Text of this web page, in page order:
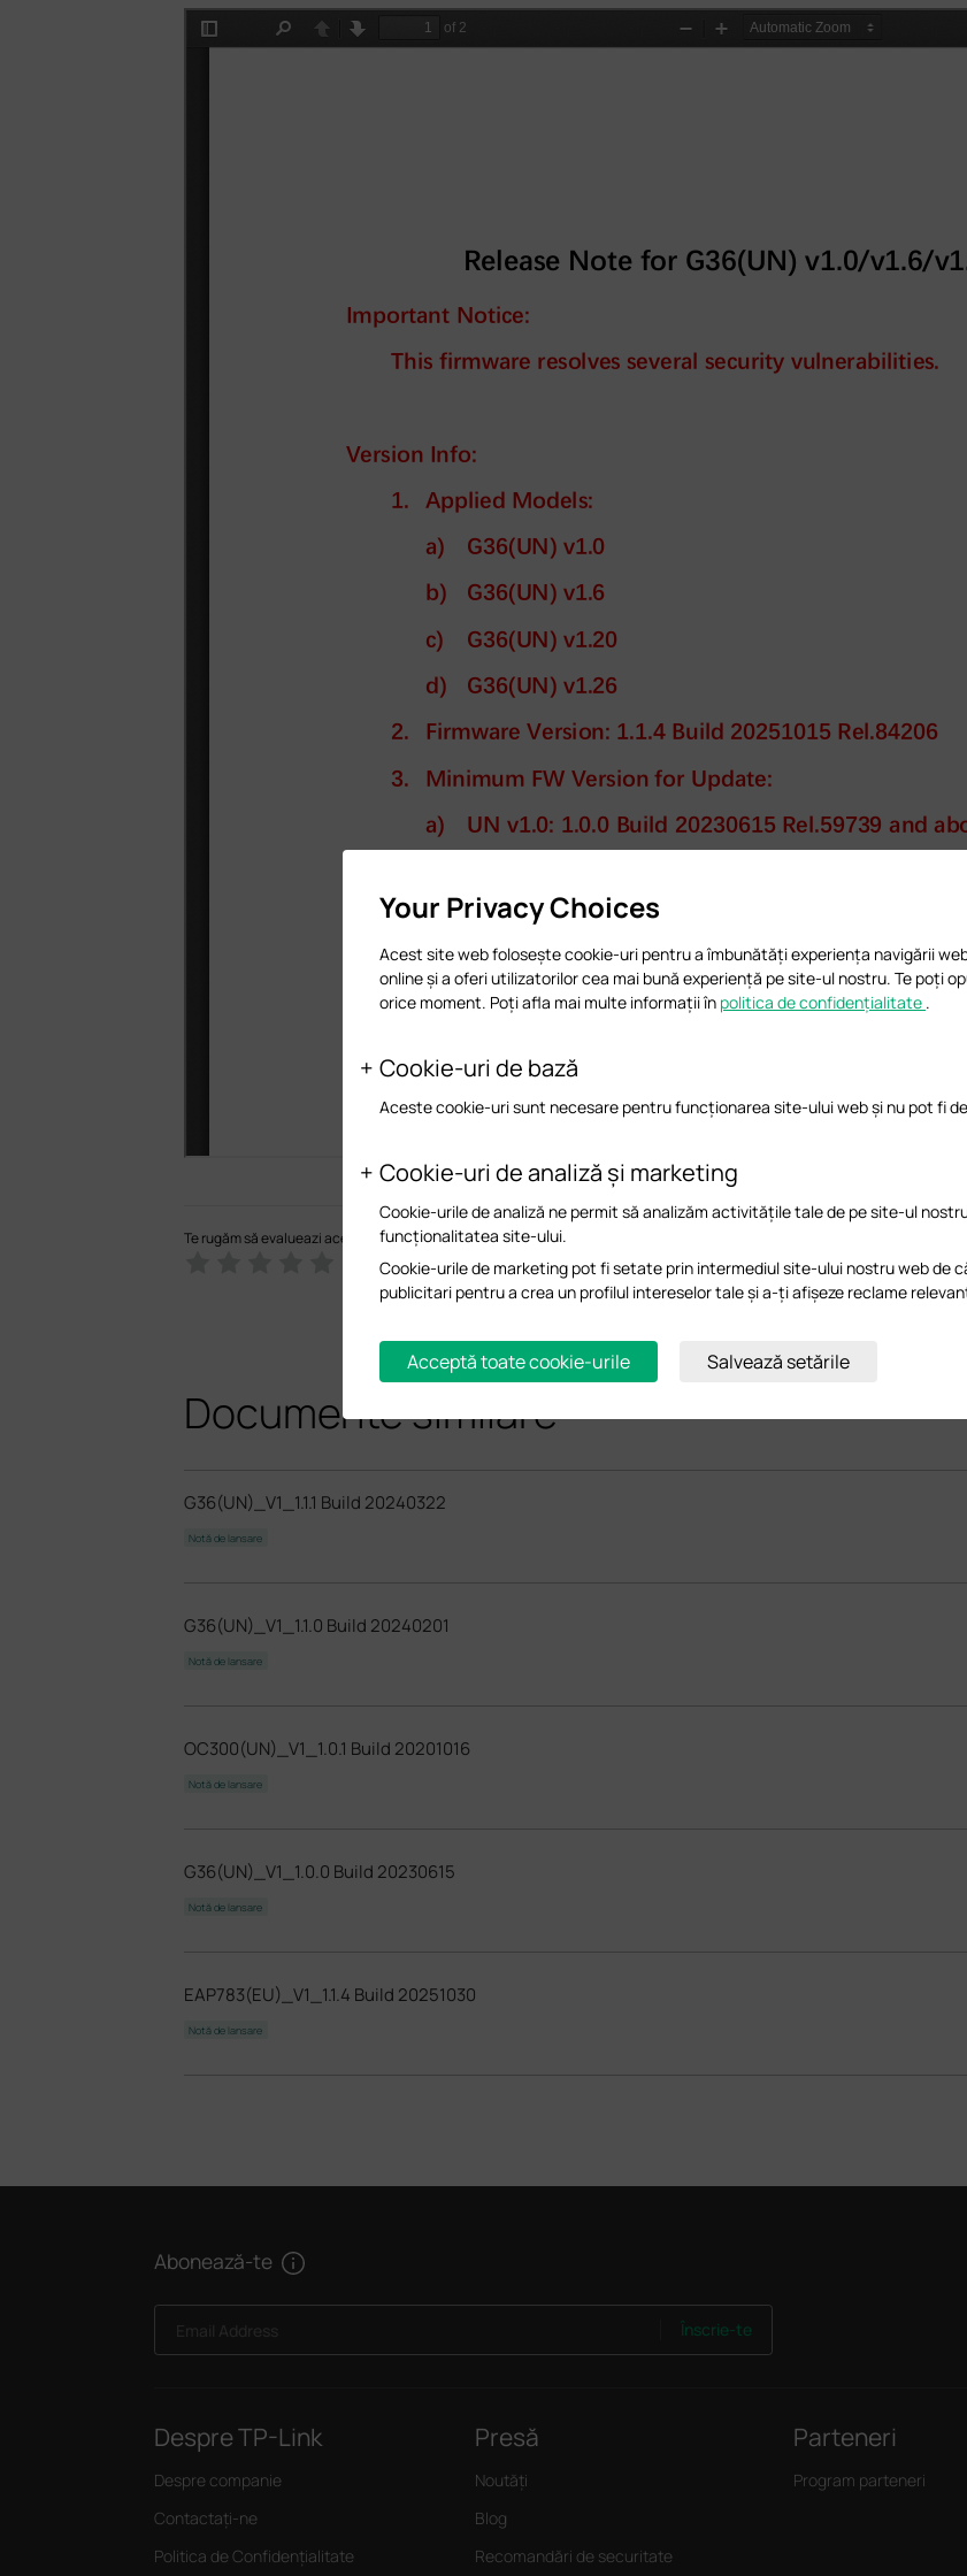
Te rugăm să evalueazi acest document
Documente similare
G36(UN)_V1_1.1.1 Build 20240322
Notă de lansare
G36(UN)_V1_1.1.0 Build 20240201
Notă de lansare
OC300(UN)_V1_1.0.1 Build 20201016
Notă de lansare
G36(UN)_V1_1.0.0 Build 20230615
Notă de lansare
EAP783(EU)_V1_1.1.4 Build 20251030
Notă de lansare
Abonează-te
Înscrie-te
Despre TP-Link
Despre companie
Contactați-ne
Politica de Confidențialitate
Presă
Noutăți
Blog
Recomandări de securitate
Parteneri
Program parteneri
Your Privacy Choices
Acest site web folosește cookie-uri pentru a îmbunătăți experiența navigării
online și a oferi utilizatorilor cea mai bună experiență pe site-ul nostru. Te poți
orice moment. Poți afla mai multe informații în politica de confidențialitate .
Cookie-uri de bază
Aceste cookie-uri sunt necesare pentru funcționarea site-ului web și nu pot fi
Cookie-uri de analiză și marketing
Cookie-urile de analiză ne permit să analizăm activitățile tale de pe site-ul
funcționalitatea site-ului.
Cookie-urile de marketing pot fi setate prin intermediul site-ului nostru web de
publicitari pentru a crea un profilul intereselor tale și a-ți afișeze reclame
Acceptă toate cookie-urile Salvează setările